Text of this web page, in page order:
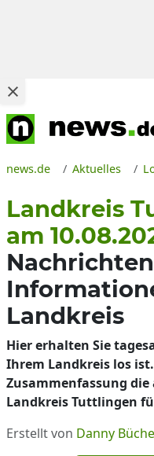
news.de Aktuelles
Landkreis
am
Landkreis
Hier erhalten Sie
Ihrem Landkreis los
Zusammenfassung
Landkreis Tuttlingen
Erstellt von Danny